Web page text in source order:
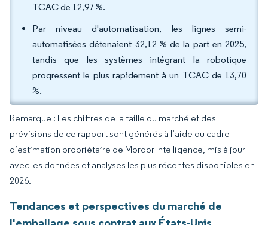
TCAC de 12,97 %.
Par niveau d'automatisation, les lignes semi-
automatisées détenaient 32,12 % de la part en 2025,
tandis que les systèmes intégrant la robotique
progressent le plus rapidement à un TCAC de 13,70
%.
Remarque : Les chiffres de la taille du marché et des
prévisions de ce rapport sont générés à l’aide du cadre
d’estimation propriétaire de Mordor Intelligence, mis à jour
avec les données et analyses les plus récentes disponibles en
2026.
Tendances et perspectives du marché de